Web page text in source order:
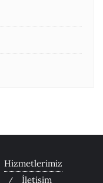
Hizmetlerimiz
İletişim